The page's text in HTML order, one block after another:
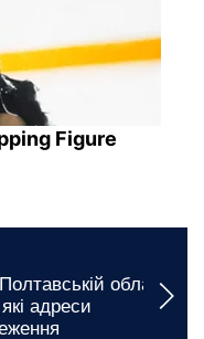
Figure
області
адреси